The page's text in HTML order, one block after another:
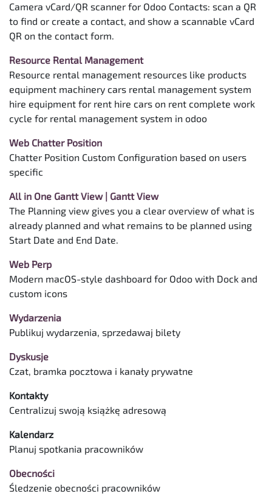
Camera vCard/QR scanner for Odoo Contacts: scan a QR
to find or create a contact, and show a scannable vCard
QR on the contact form.
Resource Rental Management
Resource rental management resources like products
equipment machinery cars rental management system
hire equipment for rent hire cars on rent complete work
cycle for rental management system in odoo
Web Chatter Position
Chatter Position Custom Configuration based on users
specific
All in One Gantt View | Gantt View
The Planning view gives you a clear overview of what is
already planned and what remains to be planned using
Start Date and End Date.
Web Perp
Modern macOS-style dashboard for Odoo with Dock and
custom icons
Wydarzenia
Publikuj wydarzenia, sprzedawaj bilety
Dyskusje
Czat, bramka pocztowa i kanały prywatne
Kontakty
Centralizuj swoją książkę adresową
Kalendarz
Planuj spotkania pracowników
Obecności
Śledzenie obecności pracowników